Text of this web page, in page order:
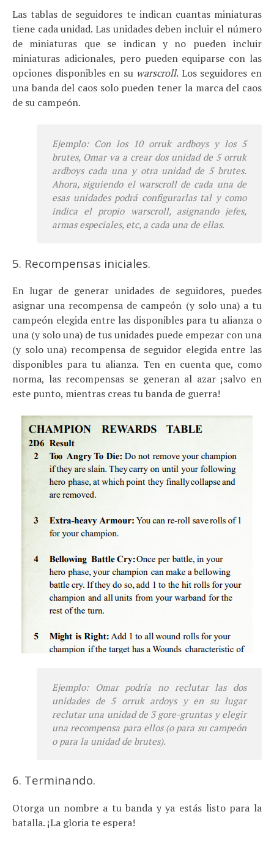
Las tablas de seguidores te indican cuantas miniaturas
tiene cada unidad. Las unidades deben incluir el número
de miniaturas que se indican y no pueden incluir
miniaturas adicionales, pero pueden equiparse con las
opciones disponibles en su warscroll. Los seguidores en
una banda del caos solo pueden tener la marca del caos
de su campeón.
Ejemplo: Con los 10 orruk ardboysy los 5
brutes, Omar va a crear dos unidad de 5 orruk
ardboyscada una y otra unidad de 5 brutes.
Ahora, siguiendo el warscrollde cada una de
esas unidades podrá configurarlas tal y como
indica el propio warscroll, asignando jefes,
armas especiales, etc, a cada una de ellas.
5. Recompensas iniciales.
En lugar de generar unidades de seguidores, puedes
asignar una recompensa de campeón (y solo una) a tu
campeón elegida entre las disponibles para tu alianza o
una (y solo una) de tus unidades puede empezar con una
(y solo una) recompensa de seguidor elegida entre las
disponibles para tu alianza. Ten en cuenta que, como
norma, las recompensas se generan al azar ¡salvo en
este punto, mientras creas tu banda de guerra!
Ejemplo: Omar podría no reclutar las dos
unidades de 5 orruk ardoysy en su lugar
reclutar una unidad de 3gore-gruntasy elegir
una recompensa para ellos (o para su campeón
o para la unidad de brutes).
6. Terminando.
Otorga un nombre a tu banda y ya estás listo para la
batalla. ¡La gloria te espera!